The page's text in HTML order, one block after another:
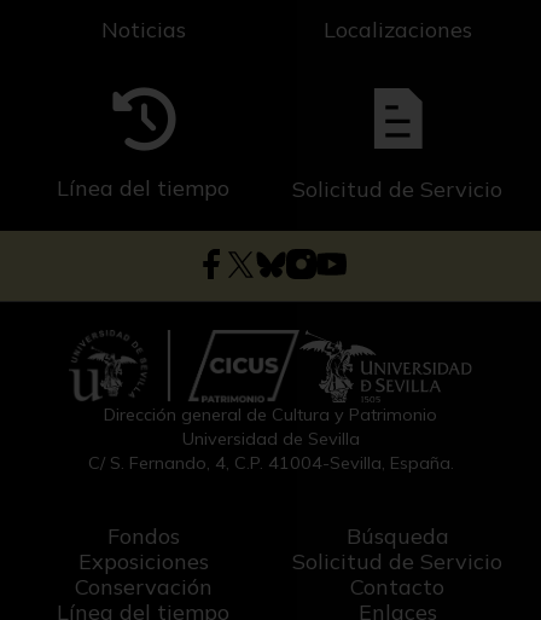
Noticias Localizaciones
Línea del tiempo Solicitud de Servicio
Dirección general de Cultura y Patrimonio
Universidad de Sevilla
C/ S. Fernando, 4, C.P. 41004-Sevilla, España.
Fondos
Exposiciones
Conservación
Línea del tiempo
Búsqueda
Solicitud de Servicio
Contacto
Enlaces